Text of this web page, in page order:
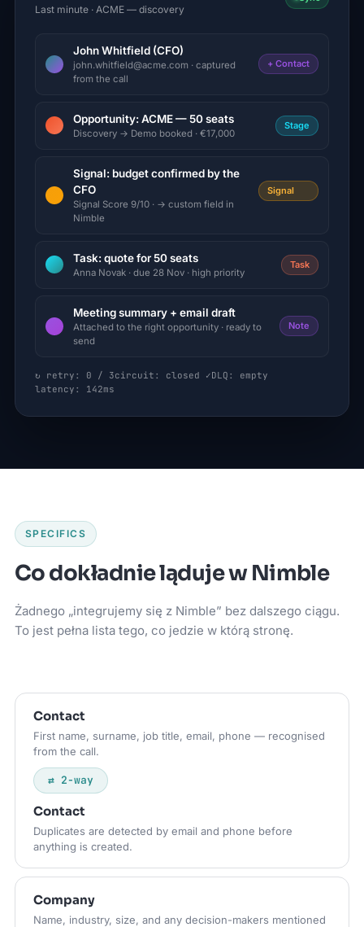
Last minute · ACME — discovery
John Whitfield (CFO)
john.whitfield@acme.com · captured
from the call
+ Contact
Opportunity: ACME — 50 seats
Discovery → Demo booked · €17,000
Stage
Signal: budget confirmed by the
CFO
Signal Score 9/10 · → custom field in
Nimble
Signal
Task: quote for 50 seats
Anna Novak · due 28 Nov · high priority
Task
Meeting summary + email draft
Attached to the right opportunity · ready to
send
Note
↻ retry: 0 / 3circuit: closed ✓DLQ: empty
latency: 142ms
SPECIFICS
Co dokładnie ląduje w Nimble
Żadnego „integrujemy się z Nimble” bez dalszego ciągu.
To jest pełna lista tego, co jedzie w którą stronę.
Contact
First name, surname, job title, email, phone — recognised
from the call.
⇄ 2-way
Contact
Duplicates are detected by email and phone before
anything is created.
Company
Name, industry, size, and any decision-makers mentioned